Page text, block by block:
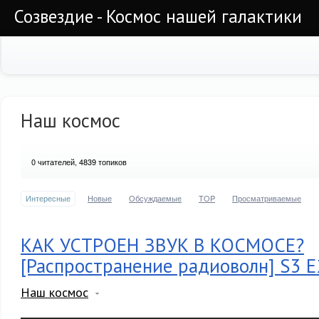
Созвездие - Космос нашей галактики
Наш космос
0читателей, 4839 топиков
Интересные Новые Обсуждаемые TOP Просматриваемые
КАК УСТРОЕН ЗВУК В КОСМОСЕ?
[Распространение радиоволн] S3
Наш космос